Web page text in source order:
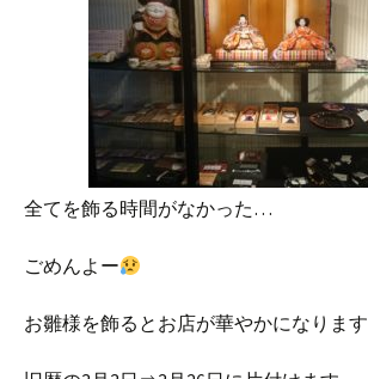
全てを飾る時間がなかった…
ごめんよー
お雛様を飾るとお店が華やかになります